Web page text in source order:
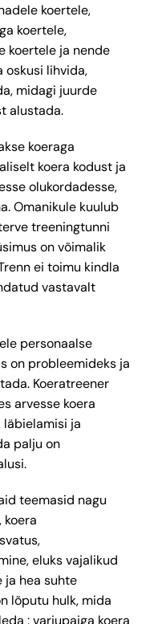
koertele,
koertele,
koertele ja nende
oskusi lihvida,
midagi juurde
alustada.
koeraga
koera kodust ja
olukordadesse,
Omanikule kuulub
treeningtunni
on võimalik
ei toimu kindla
vastavalt
personaalse
on probleemideks ja
Koeratreener
arvesse koera
läbielamisi ja
palju on
teemasid nagu
koera
eluks vajalikud
ja hea suhte
lõputu hulk, mida
: varjupaiga koera